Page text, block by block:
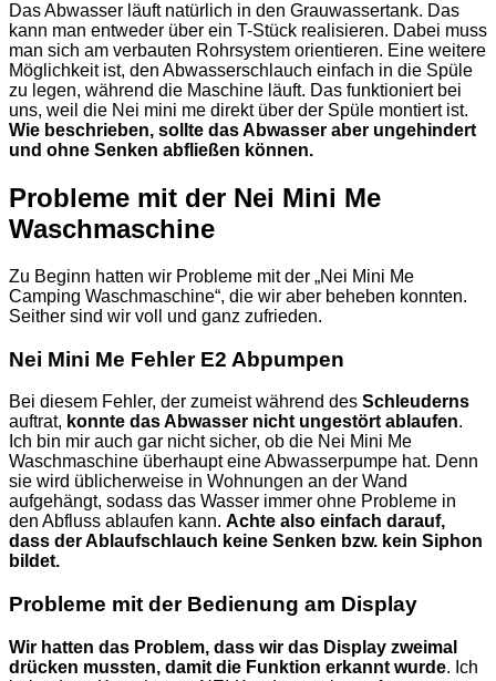
Das Abwasser läuft natürlich in den Grauwassertank. Das
kann man entweder über ein T-Stück realisieren. Dabei muss
man sich am verbauten Rohrsystem orientieren. Eine weitere
Möglichkeit ist, den Abwasserschlauch einfach in die Spüle
zu legen, während die Maschine läuft. Das funktioniert bei
uns, weil die Nei mini me direkt über der Spüle montiert ist.
Wie beschrieben, sollte das Abwasser aber ungehindert
und ohne Senken abfließen können.
Probleme mit der Nei Mini Me
Waschmaschine
Zu Beginn hatten wir Probleme mit der „Nei Mini Me
Camping Waschmaschine“, die wir aber beheben konnten.
Seither sind wir voll und ganz zufrieden.
Nei Mini Me Fehler E2 Abpumpen
Bei diesem Fehler, der zumeist während des Schleuderns
auftrat, konnte das Abwasser nicht ungestört ablaufen.
Ich bin mir auch gar nicht sicher, ob die Nei Mini Me
Waschmaschine überhaupt eine Abwasserpumpe hat. Denn
sie wird üblicherweise in Wohnungen an der Wand
aufgehängt, sodass das Wasser immer ohne Probleme in
den Abfluss ablaufen kann. Achte also einfach darauf,
dass der Ablaufschlauch keine Senken bzw. kein Siphon
bildet.
Probleme mit der Bedienung am Display
Wir hatten das Problem, dass wir das Display zweimal
drücken mussten, damit die Funktion erkannt wurde. Ich